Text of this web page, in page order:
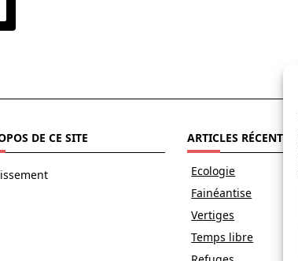
DE CE SITE ARTICLES RÉCENTS
Ecologie
Fainéantise
Vertiges
Temps libre